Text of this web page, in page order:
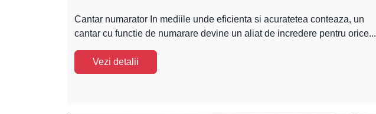
Cantar numarator In mediile unde eficienta si acuratetea conteaza, un
cantar cu functie de numarare devine un aliat de incredere pentru orice...
Vezi detalii